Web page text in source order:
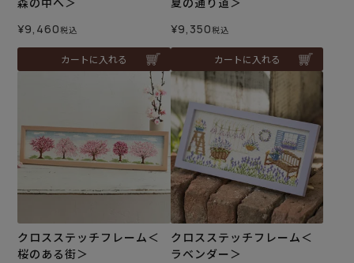
¥9,460税込
カートに入れる
¥9,350税込
カートに入れる
クロスステッチフレーム＜
桜のある街＞
クロスステッチフレーム＜
ラベンダー＞